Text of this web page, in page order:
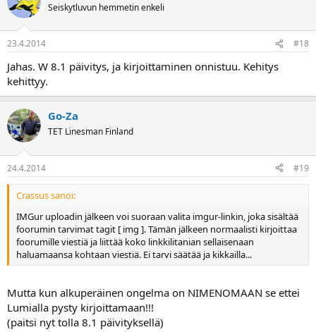
Seiskytluvun hemmetin enkeli
23.4.2014 #18
Jahas. W 8.1 päivitys, ja kirjoittaminen onnistuu. Kehitys
kehittyy.
Go-Za
TET Linesman Finland
24.4.2014 #19
Crassus sanoi:
IMGur uploadin jälkeen voi suoraan valita imgur-linkin, joka sisältää
foorumin tarvimat tagit [ img ]. Tämän jälkeen normaalisti kirjoittaa
foorumille viestiä ja liittää koko linkkilitanian sellaisenaan
haluamaansa kohtaan viestiä. Ei tarvi säätää ja kikkailla...
Mutta kun alkuperäinen ongelma on NIMENOMAAN se ettei
Lumialla pysty kirjoittamaan!!!
(paitsi nyt tolla 8.1 päivityksellä)